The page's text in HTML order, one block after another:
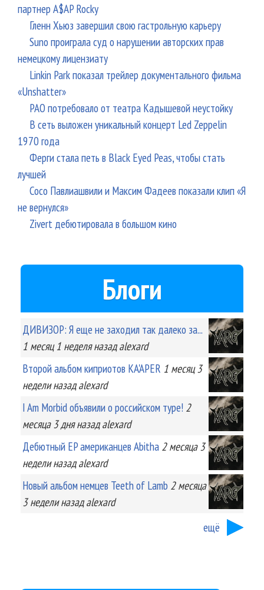
партнер A$AP Rocky
Гленн Хьюз завершил свою гастрольную карьеру
Suno проиграла суд о нарушении авторских прав
немецкому лицензиату
Linkin Park показал трейлер документального фильма
«Unshatter»
РАО потребовало от театра Кадышевой неустойку
В сеть выложен уникальный концерт Led Zeppelin
1970 года
Ферги стала петь в Black Eyed Peas, чтобы стать
лучшей
Сосо Павлиашвили и Максим Фадеев показали клип «Я
не вернулся»
Zivert дебютировала в большом кино
Блоги
ДИВИЗОР: Я еще не заходил так далеко за...
1 месяц 1 неделяназад alexard
Второй альбом киприотов KA'APER 1 месяц 3
неделиназад alexard
I Am Morbid объявили о российском туре! 2
месяца 3 дняназад alexard
Дебютный EP американцев Abitha 2 месяца 3
неделиназад alexard
Новый альбом немцев Teeth of Lamb 2 месяца
3 неделиназад alexard
ещё